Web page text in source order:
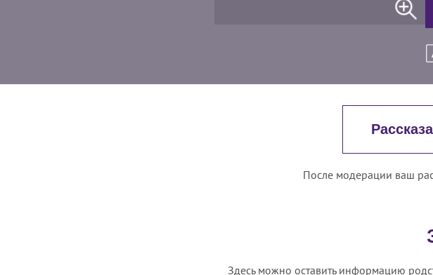
После модерации ваш
Здесь можно оставить информацию